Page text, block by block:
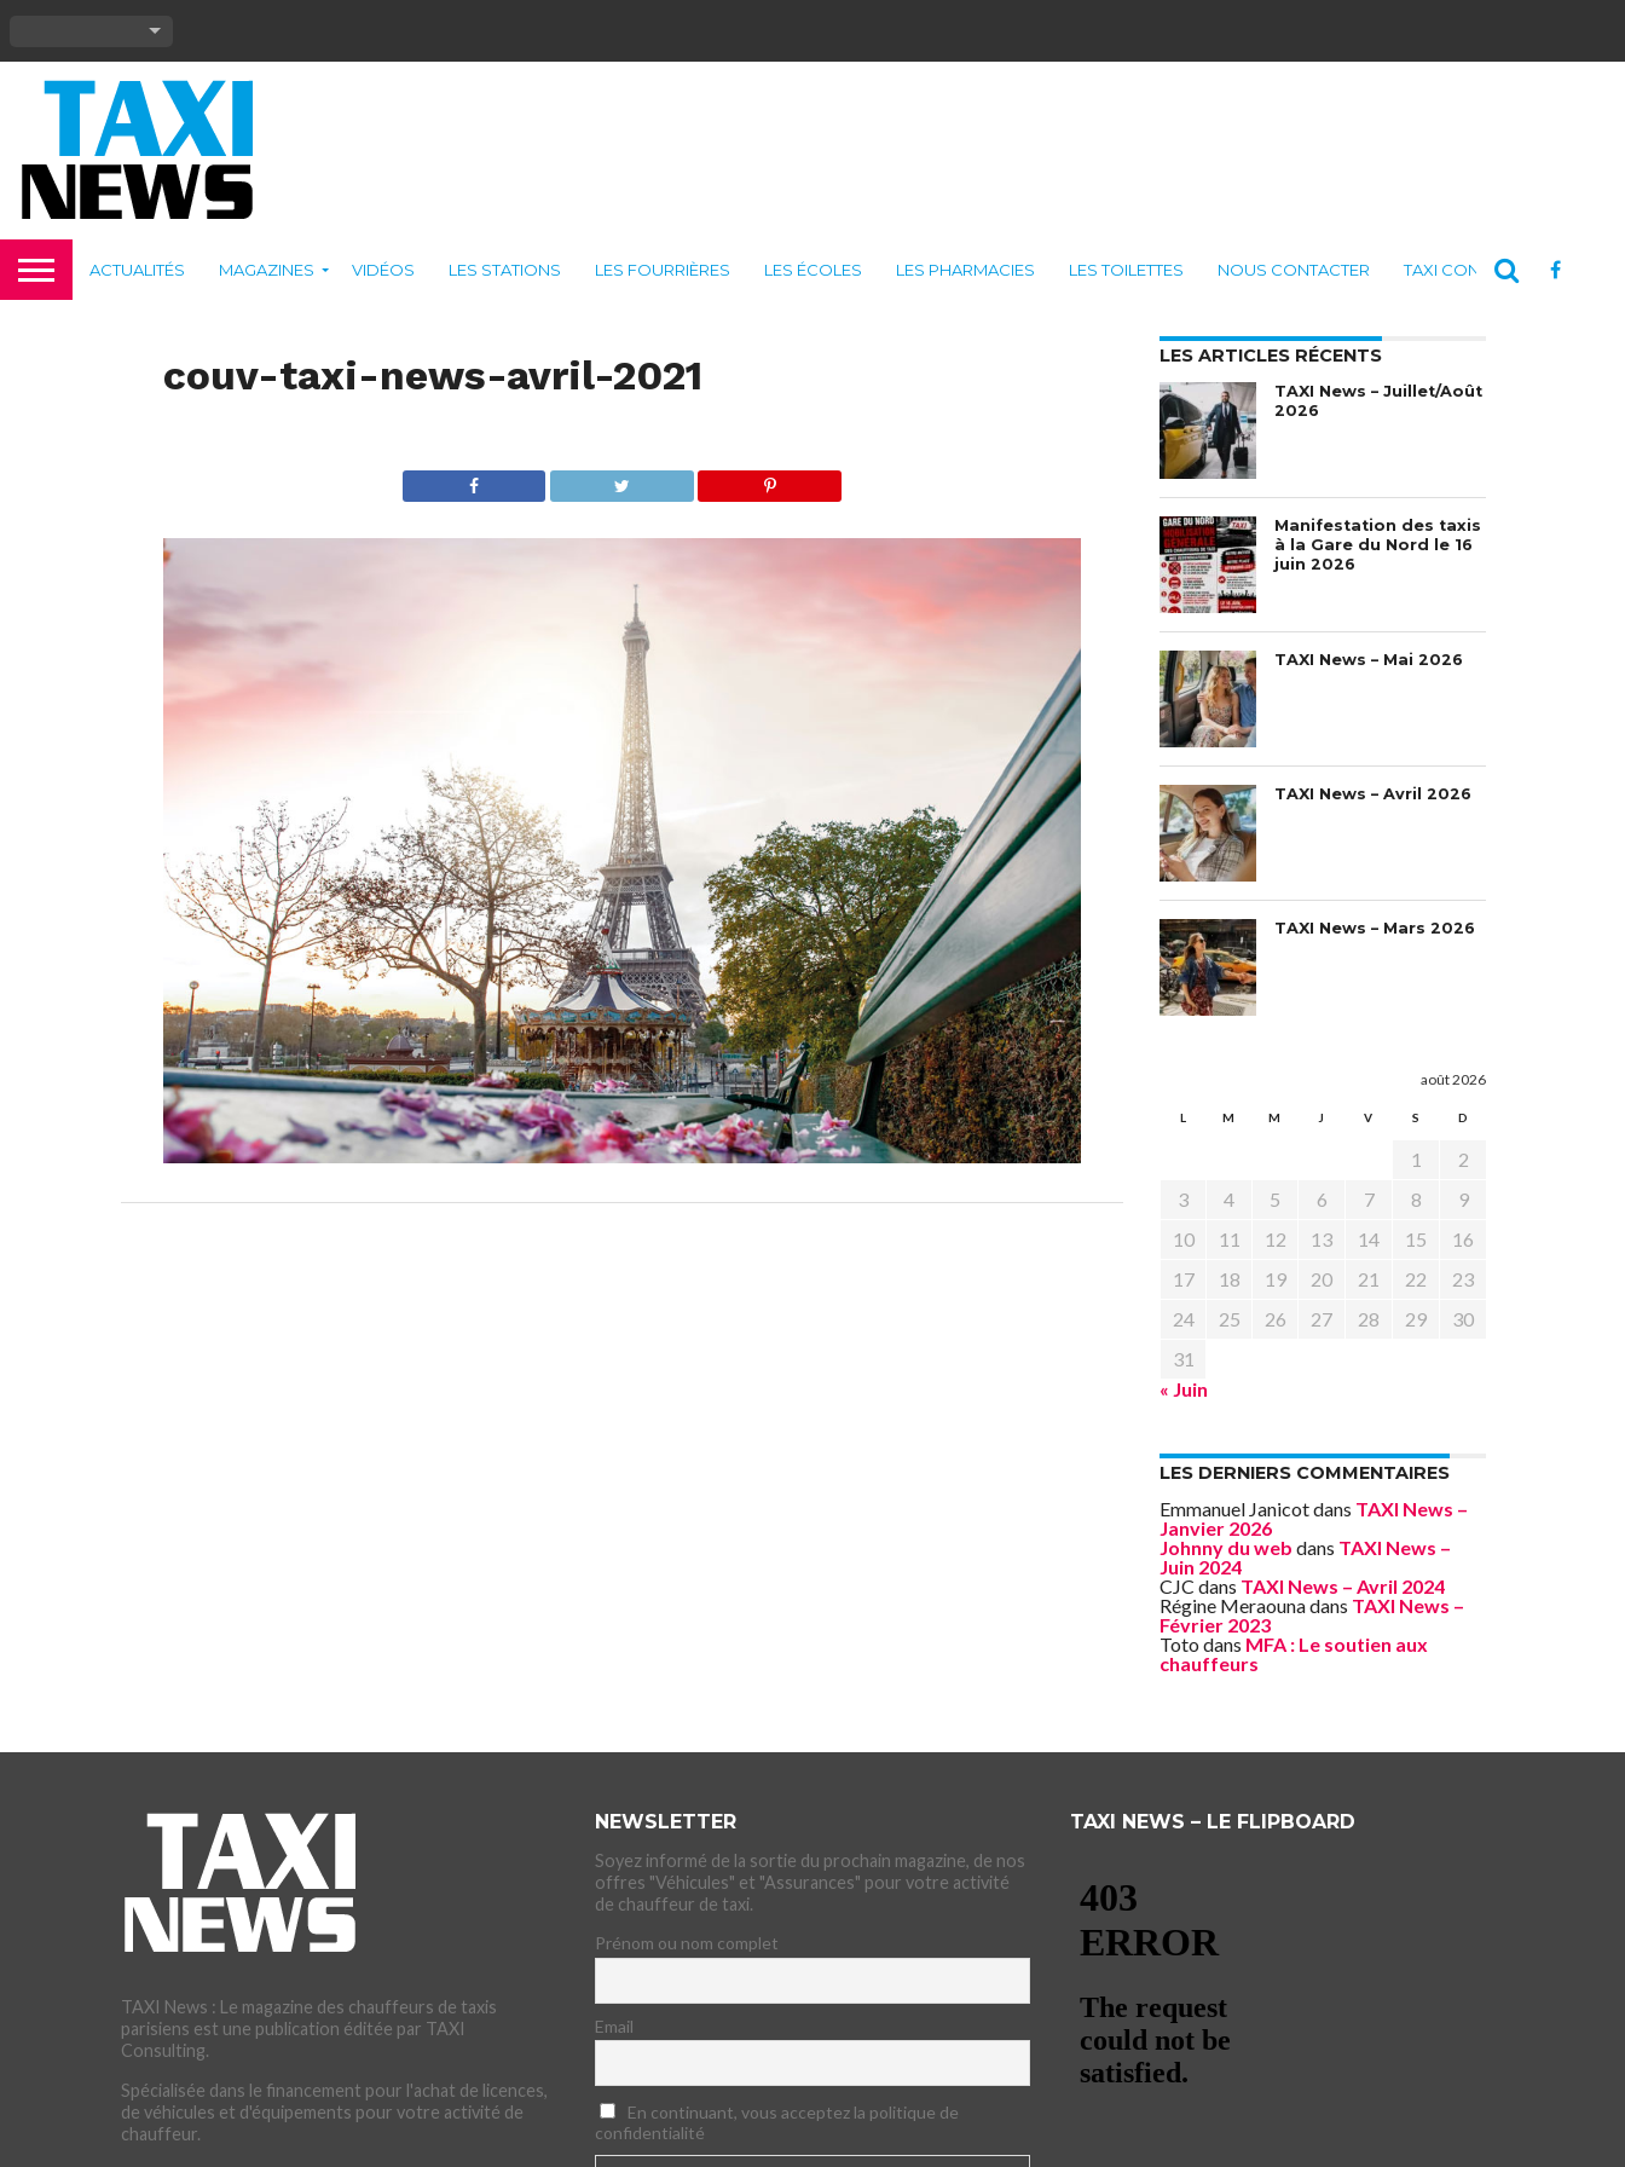
ACTUALITÉS MAGAZINES VIDÉOS LES STATIONS LES FOURRIÈRES LES ÉCOLES LES PHARMACIES LES TOILETTES NOUS CONTACTER TAXI CONSULTING
couv-taxi-news-avril-2021 LES ARTICLES RÉCENTS
TAXI News – Juillet/Août
2026
Manifestation des taxis
à la Gare du Nord le 16
juin 2026
TAXI News – Mai 2026
TAXI News – Avril 2026
TAXI News – Mars 2026
août 2026
L M M J V S D
1
2
3
4 5 6 7 8
9
10
11 12 13 14 15
16
17
18 19 20 21 22
23
24
25 26 27 28 29
30
31
« Juin
LES DERNIERS COMMENTAIRES
Emmanuel Janicotdans TAXI News –
Janvier 2026
Johnny du web dans TAXI News –
Juin 2024
CJC dans TAXI News – Avril 2024
Régine Meraounadans TAXI News –
Février 2023
Toto dans MFA : Le soutien aux
chauffeurs
TAXI News : Le magazine des chauffeurs de taxis
parisiens est une publication éditée par TAXI
Consulting.
Spécialisée dans le financement pour l'achat de licences,
de véhicules et d'équipements pour votre activité de
chauffeur.
NEWSLETTER
Soyez informé de la sortie du prochain magazine, de nos
offres "Véhicules" et "Assurances" pour votre activité
de chauffeur de taxi.
Prénom ou nom complet
Email
En continuant, vous acceptez la politique de
confidentialité
TAXI NEWS – LE FLIPBOARD